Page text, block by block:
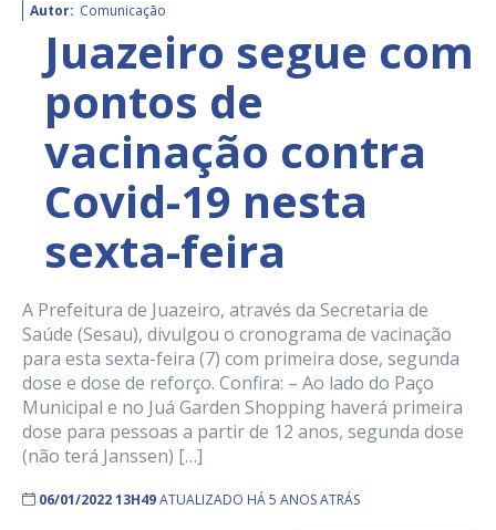
Autor: Comunicação
Juazeiro segue com
pontos de
vacinação contra
Covid-19 nesta
sexta-feira
A Prefeitura de Juazeiro, através da Secretaria de
Saúde (Sesau), divulgou o cronograma de vacinação
para esta sexta-feira (7) com primeira dose, segunda
dose e dose de reforço. Confira: – Ao lado do Paço
Municipal e no Juá Garden Shopping haverá primeira
dose para pessoas a partir de 12 anos, segunda dose
(não terá Janssen) […]
06/01/2022 13H49ATUALIZADO HÁ 5 ANOS ATRÁS